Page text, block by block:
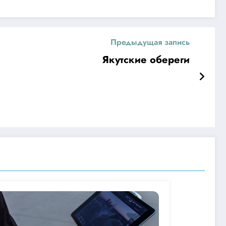
Предыдущая запись
Якутские обереги